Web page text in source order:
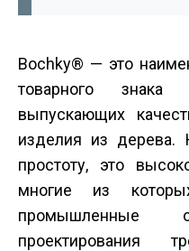
Bochky® — это
товарного
выпускающих
изделия из дерева.
простоту, это
многие из
проектирования